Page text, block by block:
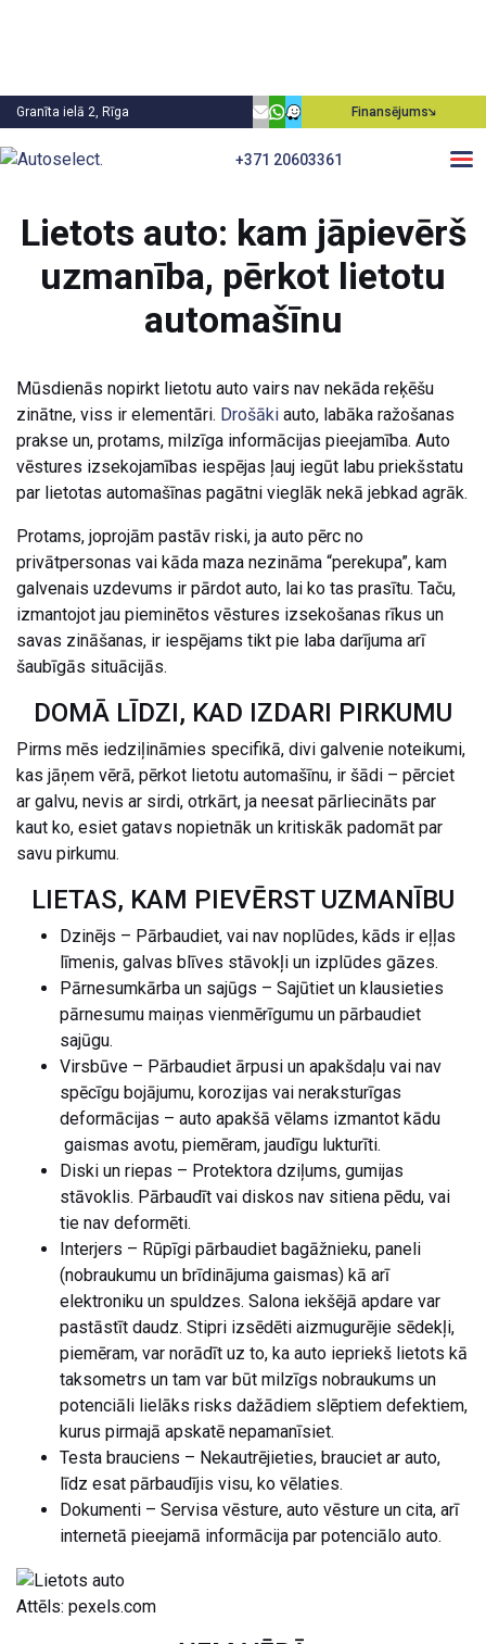
Granīta ielā 2, Rīga Finansējums
+371 20603361
Atpakaļ
Lietots auto: kam jāpievērš
uzmanība, pērkot lietotu
automašīnu
Mūsdienās nopirkt lietotu auto vairs nav nekāda reķēšu
zinātne, viss ir elementāri. Drošāki auto, labāka ražošanas
prakse un, protams, milzīga informācijas pieejamība. Auto
vēstures izsekojamības iespējas ļauj iegūt labu priekšstatu
par lietotas automašīnas pagātni vieglāk nekā jebkad agrāk.
Protams, joprojām pastāv riski, ja auto pērc no
privātpersonas vai kāda maza nezināma “perekupa”, kam
galvenais uzdevums ir pārdot auto, lai ko tas prasītu. Taču,
izmantojot jau pieminētos vēstures izsekošanas rīkus un
savas zināšanas, ir iespējams tikt pie laba darījuma arī
šaubīgās situācijās.
DOMĀ LĪDZI, KAD IZDARI PIRKUMU
Pirms mēs iedziļināmies specifikā, divi galvenie noteikumi,
kas jāņem vērā, pērkot lietotu automašīnu, ir šādi – pērciet
ar galvu, nevis ar sirdi, otrkārt, ja neesat pārliecināts par
kaut ko, esiet gatavs nopietnāk un kritiskāk padomāt par
savu pirkumu.
LIETAS, KAM PIEVĒRST UZMANĪBU
Dzinējs – Pārbaudiet, vai nav noplūdes, kāds ir eļļas
līmenis, galvas blīves stāvokļi un izplūdes gāzes.
Pārnesumkārba un sajūgs – Sajūtiet un klausieties
pārnesumu maiņas vienmērīgumu un pārbaudiet
sajūgu.
Virsbūve – Pārbaudiet ārpusi un apakšdaļu vai nav
spēcīgu bojājumu, korozijas vai neraksturīgas
deformācijas – auto apakšā vēlams izmantot kādu
gaismas avotu, piemēram, jaudīgu lukturīti.
Diski un riepas – Protektora dziļums, gumijas
stāvoklis. Pārbaudīt vai diskos nav sitiena pēdu, vai
tie nav deformēti.
Interjers – Rūpīgi pārbaudiet bagāžnieku, paneli
(nobraukumu un brīdinājuma gaismas) kā arī
elektroniku un spuldzes. Salona iekšējā apdare var
pastāstīt daudz. Stipri izsēdēti aizmugurējie sēdekļi,
piemēram, var norādīt uz to, ka auto iepriekš lietots kā
taksometrs un tam var būt milzīgs nobraukums un
potenciāli lielāks risks dažādiem slēptiem defektiem,
kurus pirmajā apskatē nepamanīsiet.
Testa brauciens – Nekautrējieties, brauciet ar auto,
līdz esat pārbaudījis visu, ko vēlaties.
Dokumenti – Servisa vēsture, auto vēsture un cita, arī
internetā pieejamā informācija par potenciālo auto.
Attēls: pexels.com